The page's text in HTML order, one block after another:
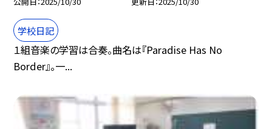
学校日記
１組音楽の学習は合奏。曲名は『Paradise Has No
Border』。一...